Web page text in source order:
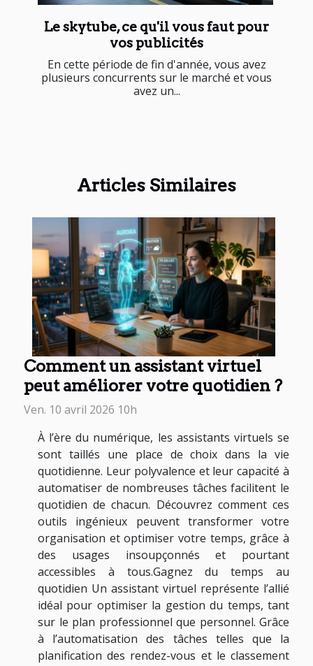
Le skytube, ce qu'il vous faut pour
vos publicités
En cette période de fin d'année, vous avez
plusieurs concurrents sur le marché et vous
avez un...
Articles Similaires
Comment un assistant virtuel
peut améliorer votre quotidien ?
Ven. 10 avril 2026 10h
À l’ère du numérique, les assistants virtuels se
sont taillés une place de choix dans la vie
quotidienne. Leur polyvalence et leur capacité à
automatiser de nombreuses tâches facilitent le
quotidien de chacun. Découvrez comment ces
outils ingénieux peuvent transformer votre
organisation et optimiser votre temps, grâce à
des usages insoupçonnés et pourtant
accessibles à tous.Gagnez du temps au
quotidien Un assistant virtuel représente l’allié
idéal pour optimiser la gestion du temps, tant
sur le plan professionnel que personnel. Grâce
à l’automatisation des tâches telles que la
planification des rendez-vous et le classement